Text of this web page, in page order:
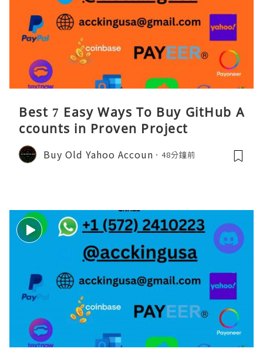
Best 7 Easy Ways To Buy GitHub A
ccounts in Proven Project
Buy Old Yahoo Accoun 48分鐘前